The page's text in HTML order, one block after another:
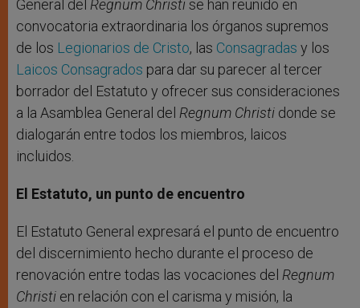
General del Regnum Christise han reunido en
convocatoria extraordinaria los órganos supremos
de los Legionarios de Cristo, las Consagradas y los
Laicos Consagrados para dar su parecer al tercer
borrador del Estatuto y ofrecer sus consideraciones
a la Asamblea General del Regnum Christi donde se
dialogarán entre todos los miembros, laicos
incluidos.
El Estatuto, un punto de encuentro
El Estatuto General expresará el punto de encuentro
del discernimiento hecho durante el proceso de
renovación entre todas las vocaciones del Regnum
Christi en relación con el carisma y misión, la